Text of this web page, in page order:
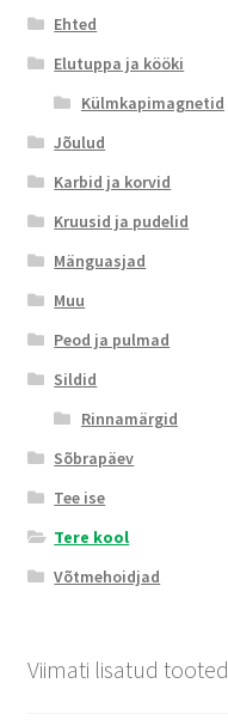
Ehted
Elutuppa ja kööki
Külmkapimagnetid
Jõulud
Karbid ja korvid
Kruusid ja pudelid
Mänguasjad
Muu
Peod ja pulmad
Sildid
Rinnamärgid
Sõbrapäev
Tee ise
Tere kool
Võtmehoidjad
Viimati lisatud tooted